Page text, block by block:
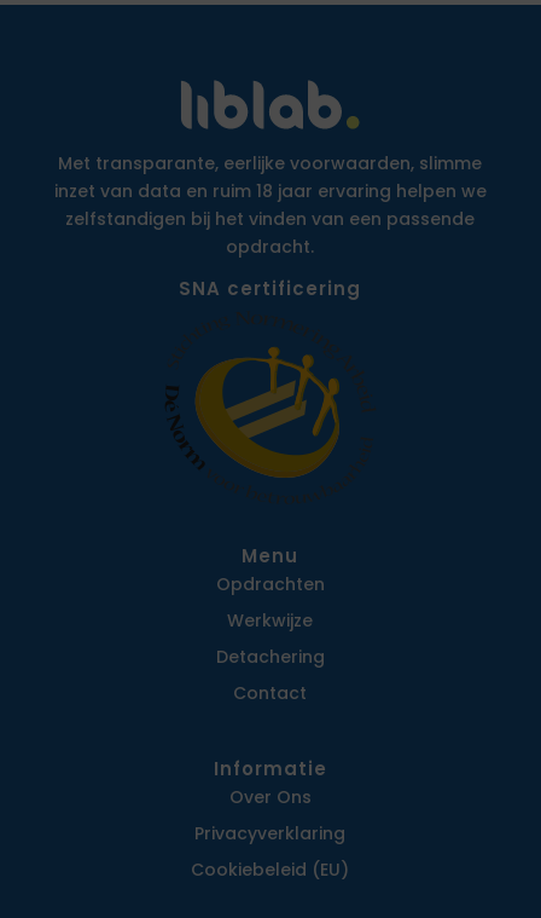
Met transparante, eerlijke voorwaarden, slimme
inzet van data en ruim 18 jaar ervaring helpen we
zelfstandigen bij het vinden van een passende
opdracht.
SNA certificering
Menu
Opdrachten
Werkwijze
Detachering
Contact
Informatie
Over Ons
Privacy­verklaring
Cookiebeleid (EU)